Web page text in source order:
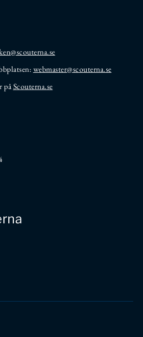
@scouterna.se
webmaster@scouterna.se
påScouterna.se